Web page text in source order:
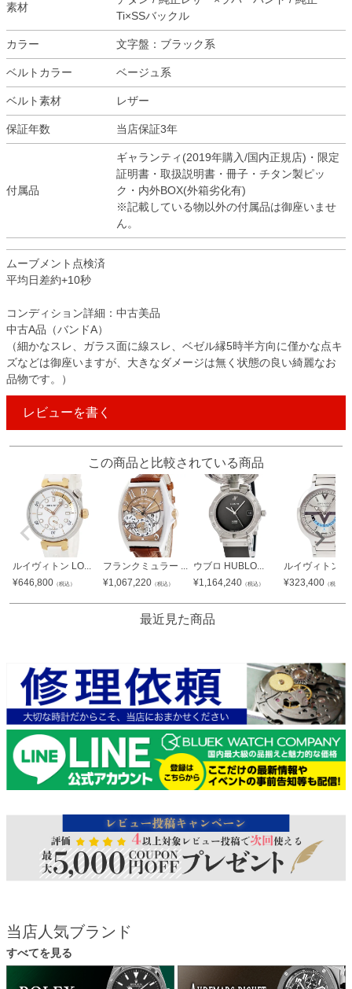
素材
Ti×SSバックル
カラー 文字盤：ブラック系
ベルトカラー ベージュ系
ベルト素材 レザー
保証年数 当店保証3年
付属品
ギャランティ(2019年購入/国内正規店)・限定
証明書・取扱説明書・冊子・チタン製ピッ
ク・内外BOX(外箱劣化有)
※記載している物以外の付属品は御座いませ
ん。
ムーブメント点検済
平均日差約+10秒
コンディション詳細：中古美品
中古A品（バンドA）
（細かなスレ、ガラス面に線スレ、ベゼル縁5時半方向に僅かな点キ
ズなどは御座いますが、大きなダメージは無く状態の良い綺麗なお
品物です。）
レビューを書く
この商品と比較されている商品
ルイヴィトン LO...
¥646,800 （税込）
フランクミュラー ...
¥1,067,220 （税込）
ウブロ HUBLO...
¥1,164,240 （税込）
ルイヴィトン
¥323,400 （税込）
最近見た商品
当店人気ブランド
すべてを見る